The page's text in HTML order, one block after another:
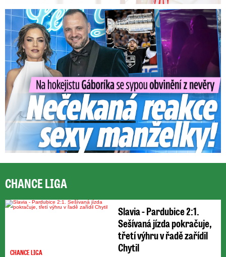
Na Gáboríka se sypou obvinění z nevěry: Reakce manželky!
CHANCE LIGA
CHANCE LIGA
Slavia - Pardubice 2:1.
Sešívaná jízda pokračuje,
třetí výhru v řadě zařídil
Chytil